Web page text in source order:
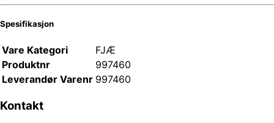
Spesifikasjon
Vare Kategori
FJÆ
Produktnr
997460
Leverandør Varenr 997460
Kontakt